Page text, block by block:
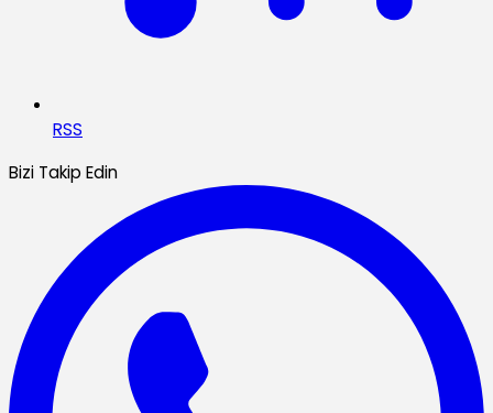
RSS
Bizi Takip Edin